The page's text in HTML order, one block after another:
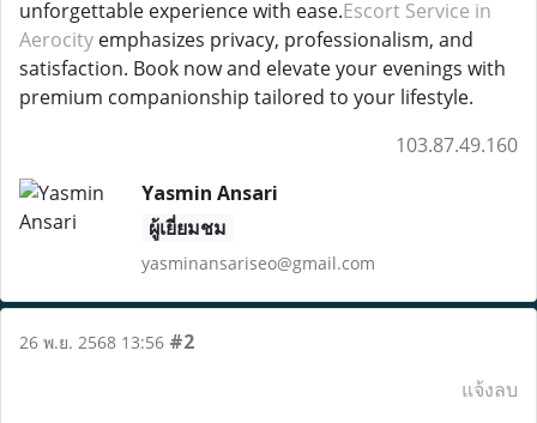
unforgettable experience with ease.Escort Service in
Aerocity emphasizes privacy, professionalism, and
satisfaction. Book now and elevate your evenings with
premium companionship tailored to your lifestyle.
103.87.49.160
Yasmin Ansari
ผู้เยี่ยมชม
yasminansariseo@gmail.com
26 พ.ย. 2568 13:56 #2
แจ้งลบ